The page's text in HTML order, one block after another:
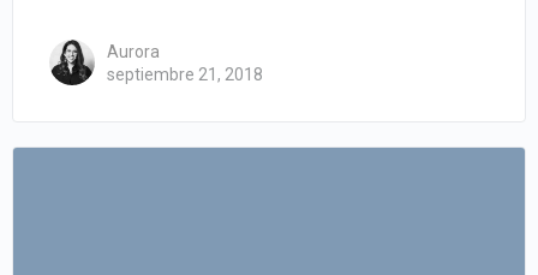
Aurora
septiembre 21, 2018